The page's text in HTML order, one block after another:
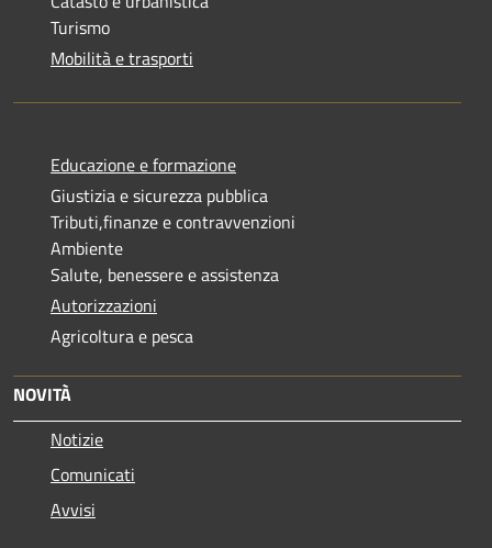
Turismo
Mobilità e trasporti
Educazione e formazione
Giustizia e sicurezza pubblica
Tributi,finanze e contravvenzioni
Ambiente
Salute, benessere e assistenza
Autorizzazioni
Agricoltura e pesca
NOVITÀ
Notizie
Comunicati
Avvisi